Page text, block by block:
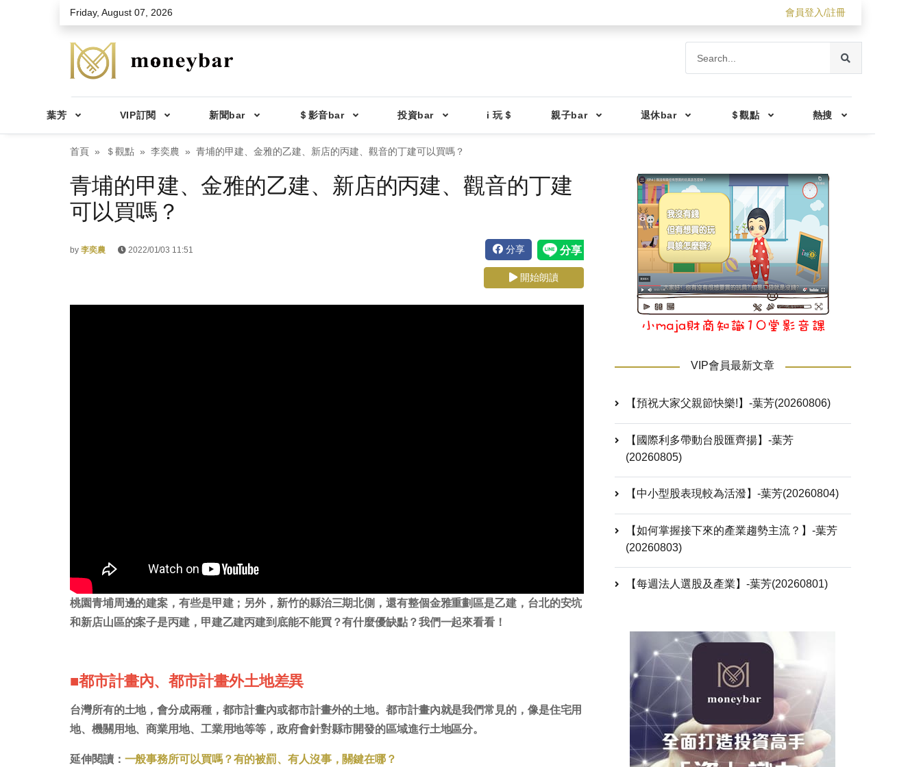
Skip to main contentFriday, August 07, 2026 會員登入/註冊
葉芳 VIP訂閱 新聞bar ＄影音bar 投資bar i 玩＄ 親子bar 退休bar ＄觀點 熱搜
首頁 ＄觀點 李奕農 青埔的甲建、金雅的乙建、新店的丙建、觀音的丁建可以買嗎？
青埔的甲建、金雅的乙建、新店的丙建、觀音的丁建
可以買嗎？
by 李奕農 2022/01/03 11:51 分享
開始朗讀
桃園青埔周邊的建案，有些是甲建；另外，新竹的縣治三期北側，還有整個金雅重劃區是乙建，台北的安坑
和新店山區的案子是丙建，甲建乙建丙建到底能不能買？有什麼優缺點？我們一起來看看！
■都市計畫內、都市計畫外土地差異
台灣所有的土地，會分成兩種，都市計畫內或都市計畫外的土地。都市計畫內就是我們常見的，像是住宅用
地、機關用地、商業用地、工業用地等等，政府會針對縣市開發的區域進行土地區分。
延伸閱讀： 一般事務所可以買嗎？有的被罰、有人沒事，關鍵在哪？
VIP會員最新文章
【預祝大家父親節快樂!】-葉芳(20260806)
【國際利多帶動台股匯齊揚】-葉芳
(20260805)
【中小型股表現較為活潑】-葉芳(20260804)
【如何掌握接下來的產業趨勢主流？】-葉芳
(20260803)
【每週法人選股及產業】-葉芳(20260801)